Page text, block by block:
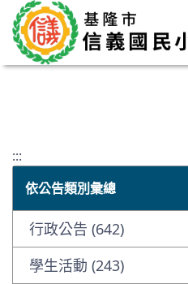
:::
依公告類別彙總
行政公告 (642)
學生活動 (243)